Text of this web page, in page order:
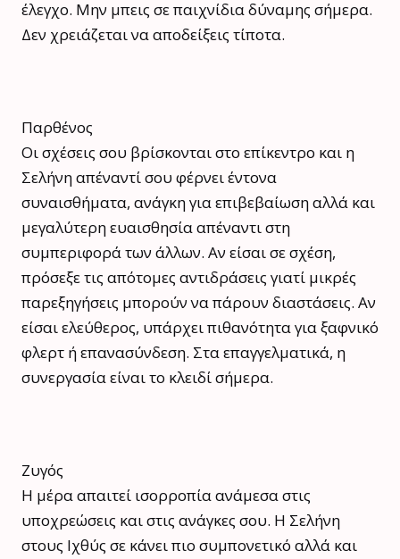
έλεγχο. Μην μπεις σε παιχνίδια δύναμης σήμερα.
Δεν χρειάζεται να αποδείξεις τίποτα.
Παρθένος
Οι σχέσεις σου βρίσκονται στο επίκεντρο και η
Σελήνη απέναντί σου φέρνει έντονα
συναισθήματα, ανάγκη για επιβεβαίωση αλλά και
μεγαλύτερη ευαισθησία απέναντι στη
συμπεριφορά των άλλων. Αν είσαι σε σχέση,
πρόσεξε τις απότομες αντιδράσεις γιατί μικρές
παρεξηγήσεις μπορούν να πάρουν διαστάσεις. Αν
είσαι ελεύθερος, υπάρχει πιθανότητα για ξαφνικό
φλερτ ή επανασύνδεση. Στα επαγγελματικά, η
συνεργασία είναι το κλειδί σήμερα.
Ζυγός
Η μέρα απαιτεί ισορροπία ανάμεσα στις
υποχρεώσεις και στις ανάγκες σου. Η Σελήνη
στους Ιχθύς σε κάνει πιο συμπονετικό αλλά και